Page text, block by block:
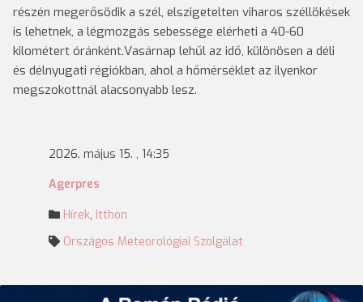
részén megerősödik a szél, elszigetelten viharos széllökések
is lehetnek, a légmozgás sebessége elérheti a 40-60
kilométert óránként.Vasárnap lehűl az idő, különösen a déli
és délnyugati régiókban, ahol a hőmérséklet az ilyenkor
megszokottnál alacsonyabb lesz.
2026. május 15. , 14:35
Agerpres
Hírek, Itthon
Országos Meteorológiai Szolgálat